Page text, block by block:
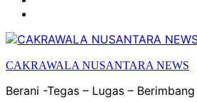
BUDAYA
CAKRAWALA NUSANTARA NEWS
Berani -Tegas – Lugas – Berimbang